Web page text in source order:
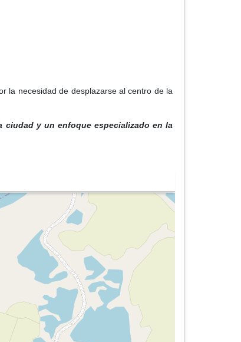
la necesidad de desplazarse al centro de la
ciudad y un enfoque especializado en la